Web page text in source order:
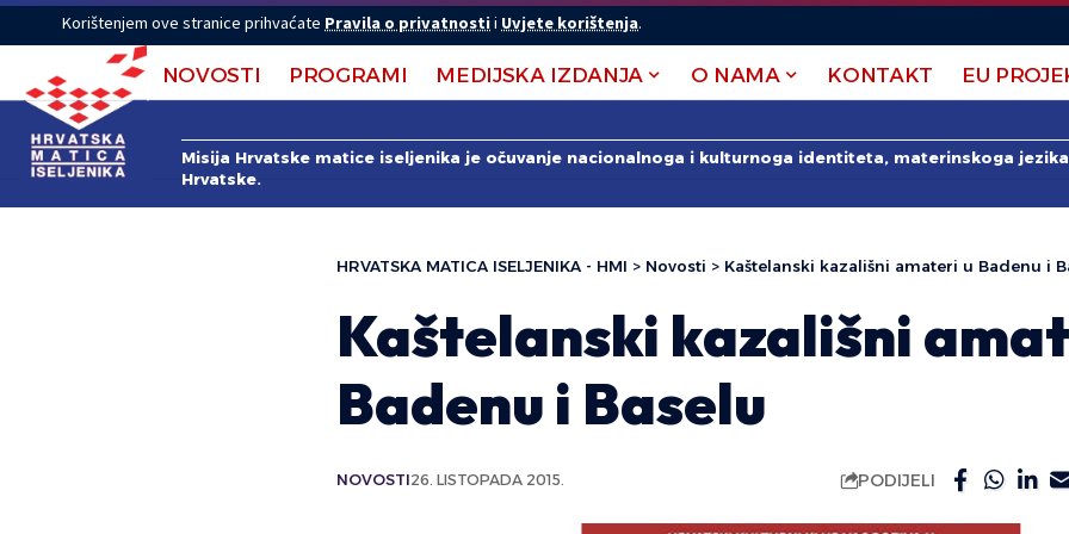
Korištenjem ove stranice prihvaćate Pravila o privatnostii Uvjete korištenja.
NOVOSTI PROGRAMI MEDIJSKA IZDANJA O NAMA KONTAKT EU
Misija Hrvatske matice iseljenika je očuvanje nacionalnoga i kulturnoga identiteta, materinskoga
Hrvatske.
HRVATSKA MATICA ISELJENIKA - HMI > Novosti > Kaštelanski kazališni amateri u Badenu i
Kaštelanski kazališni
Badenu i Baselu
NOVOSTI26. LISTOPADA 2015. PODIJELI